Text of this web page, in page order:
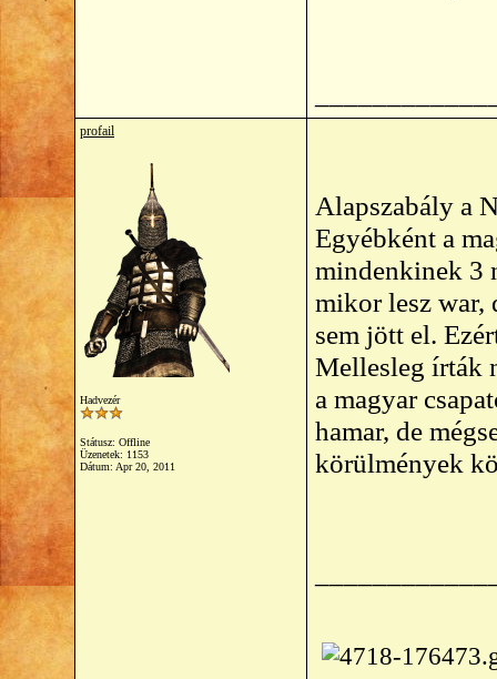
profail
Hadvezér
Státusz: Offline
Üzenetek: 1153
Dátum: Apr 20, 2011
Alapszabály a
Egyébként a
mindenkinek 3
mikor lesz war,
sem jött el.
Mellesleg írták
a magyar
hamar, de
körülmények